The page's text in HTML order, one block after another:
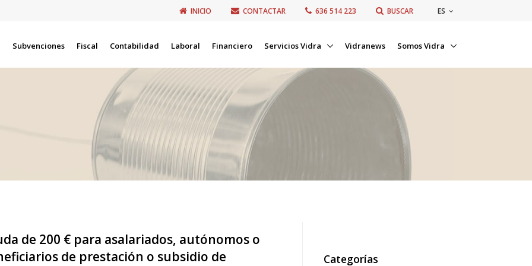
INICIO CONTACTAR 636 514 223 BUSCAR ES
Subvenciones Fiscal Contabilidad Laboral Financiero Servicios Vidra Vidranews Somos Vidra
de 200 € para asalariados, autónomos o
de prestación o subsidio de
Categorías